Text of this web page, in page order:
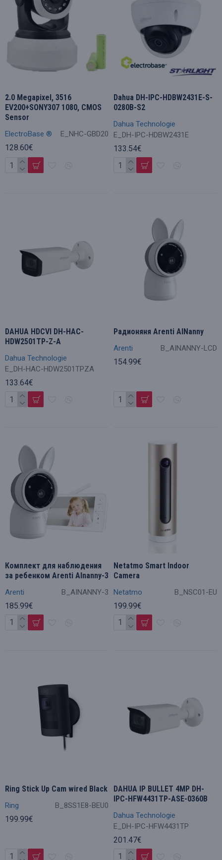
ElectroBase ® E_NHC-GBD20
2.0 Megapixel, 3516
EV200+SONY307 1080, CMOS
Sensor
128.60€
Dahua Technologie
E_DH-IPC-HDBW2431E
Dahua DH-IPC-HDBW2431E-S-
0280B-S2
133.54€
Dahua Technologie
E_DH-HAC-HDW2501TPZA
DAHUA HDCVI DH-HAC-
HDW2501TP-Z-A
133.64€
Arenti B_AINANNY-LCD
Радионяня Arenti AINanny
154.99€
Arenti B_AINANNY-3
Комплект для наблюдения
за ребенком Arenti Alnanny-3
185.99€
Netatmo B_NSC01-EU
Netatmo Smart Indoor
Camera
199.99€
Ring B_8SS1E8-BEU0
Ring Stick Up Cam wired Black
199.99€
Dahua Technologie
E_DH-IPC-HFW4431TP
DAHUA IP BULLET 4MP DH-
IPC-HFW4431TP-ASE-0360B
201.47€